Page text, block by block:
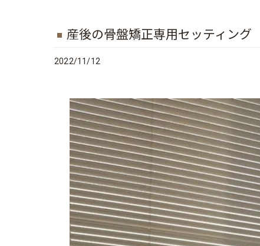
産後の骨盤矯正専用セッティング
2022/11/12